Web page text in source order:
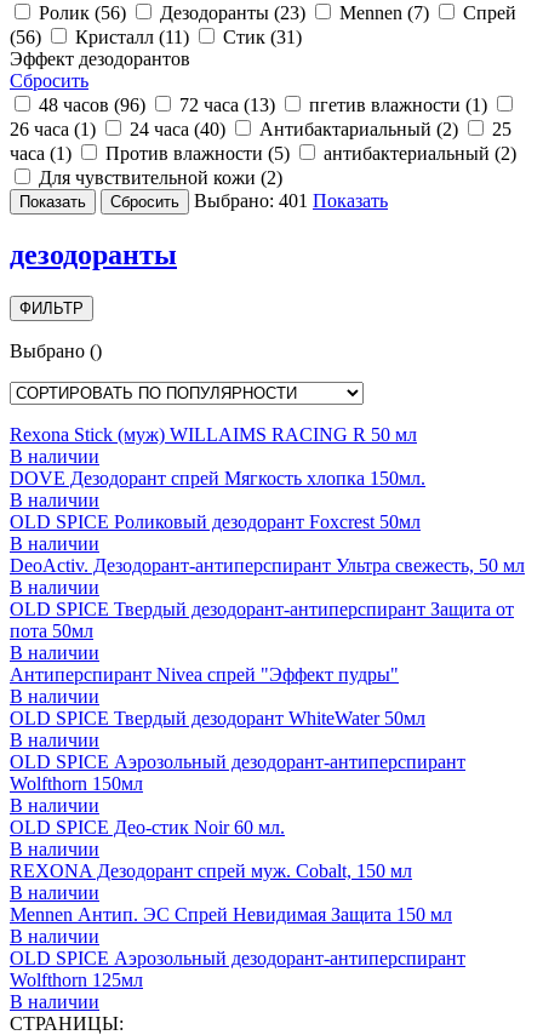
Ролик (56) Дезодоранты (23) Mennen (7)
Спрей
(56) Кристалл (11) Стик (31)
Эффект дезодорантов
Сбросить
48 часов (96) 72 часа (13) пгетив влажности (1)
26 часа (1) 24 часа (40) Антибактариальный (2)
25
часа (1) Против влажности (5) антибактериальный (2)
Для чувствительной кожи (2)
Выбрано: 401 Показать
дезодоранты
ФИЛЬТР
Выбрано ()
Rexona Stick (муж) WILLAIMS RACING R 50 мл
В наличии
DOVE Дезодорант спрей Мягкость хлопка 150мл.
В наличии
OLD SPICE Роликовый дезодорант Foxcrest 50мл
В наличии
DeoActiv. Дезодорант-антиперспирант Ультра свежесть, 50 мл
В наличии
OLD SPICE Твердый дезодорант-антиперспирант Защита от
пота 50мл
В наличии
Антиперспирант Nivea спрей "Эффект пудры"
В наличии
OLD SPICE Твердый дезодорант WhiteWater 50мл
В наличии
OLD SPICE Аэрозольный дезодорант-антиперспирант
Wolfthorn 150мл
В наличии
OLD SPICE Део-стик Noir 60 мл.
В наличии
REXONA Дезодорант спрей муж. Cobalt, 150 мл
В наличии
Mennen Антип. ЭС Спрей Невидимая Защита 150 мл
В наличии
OLD SPICE Аэрозольный дезодорант-антиперспирант
Wolfthorn 125мл
В наличии
СТРАНИЦЫ: